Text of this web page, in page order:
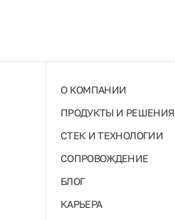
О КОМПАНИИ
ПРОДУКТЫ И РЕШЕНИЯ
СТЕК И ТЕХНОЛОГИИ
СОПРОВОЖДЕНИЕ
БЛОГ
КАРЬЕРА